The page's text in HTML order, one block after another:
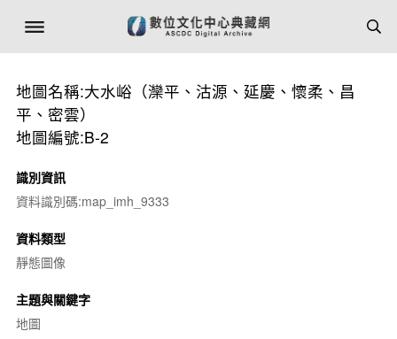
地圖名稱:大水峪（灤平、沽源、延慶、懷柔、昌
平、密雲）
地圖編號:B-2
識別資訊
資料識別碼:map_imh_9333
資料類型
靜態圖像
主題與關鍵字
地圖